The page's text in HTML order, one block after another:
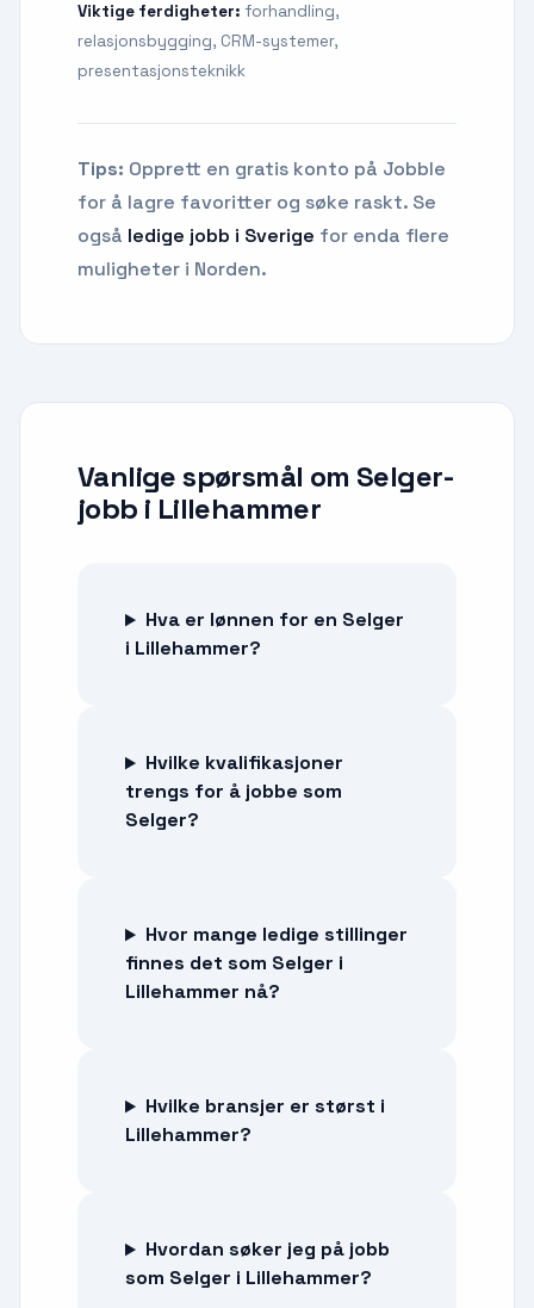
Viktige ferdigheter: forhandling,
relasjonsbygging, CRM-systemer,
presentasjonsteknikk
Tips: Opprett en gratis konto på Jobble
for å lagre favoritter og søke raskt. Se
også ledige jobb i Sverige for enda flere
muligheter i Norden.
Vanlige spørsmål om Selger-
jobb i Lillehammer
Hva er lønnen for en Selger
i Lillehammer?
Hvilke kvalifikasjoner
trengs for å jobbe som
Selger?
Hvor mange ledige stillinger
finnes det som Selger i
Lillehammer nå?
Hvilke bransjer er størst i
Lillehammer?
Hvordan søker jeg på jobb
som Selger i Lillehammer?